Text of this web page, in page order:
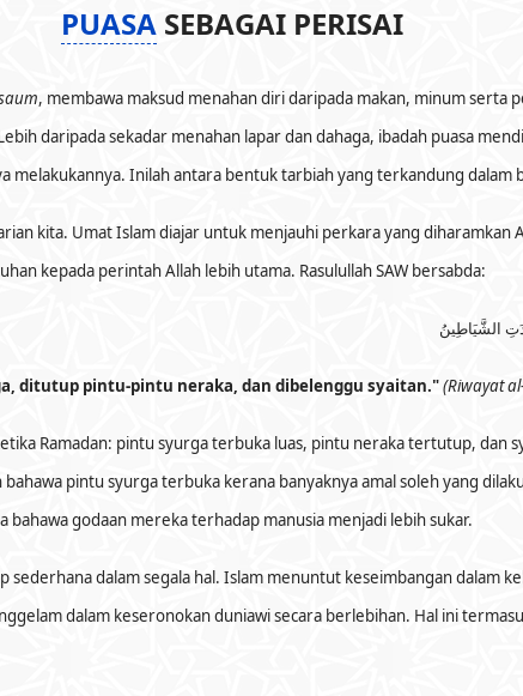
PUASA SEBAGAI PERISAI
, membawa maksud menahan diri daripada makan, minum serta
daripada sekadar menahan lapar dan dahaga, ibadah puasa
Inilah antara bentuk tarbiah yang terkandung dalam
kita. Umat Islam diajar untuk menjauhi perkara yang diharamkan
kepada perintah Allah lebih utama. Rasulullah SAW bersabda:
الشَّيَاطِينُ
ditutup pintu-pintu neraka, dan dibelenggu syaitan."(Riwayat
Ramadan: pintu syurga terbuka luas, pintu neraka tertutup, dan
pintu syurga terbuka kerana banyaknya amal soleh yang
godaan mereka terhadap manusia menjadi lebih sukar.
sederhana dalam segala hal. Islam menuntut keseimbangan dalam
dalam keseronokan duniawi secara berlebihan. Hal ini